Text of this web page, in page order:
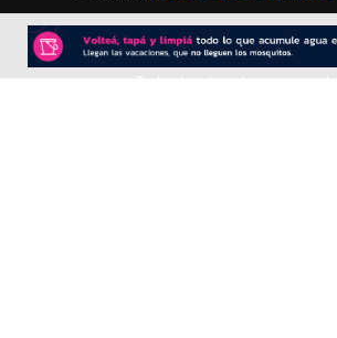
Dirección:Av. San Martín 317 -
Todos los derechos